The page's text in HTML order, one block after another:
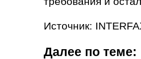
Источник:
Далее по теме: